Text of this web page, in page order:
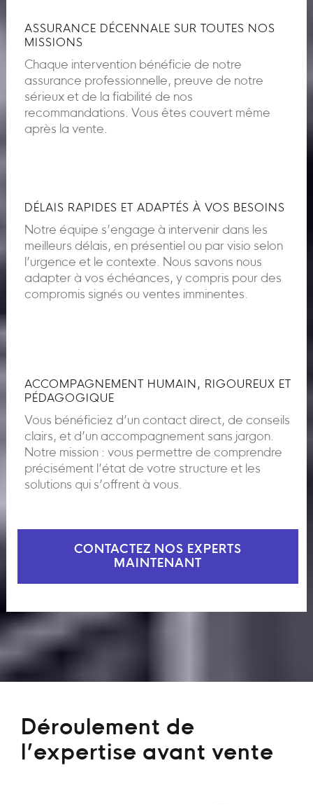
ASSURANCE DÉCENNALE SUR TOUTES NOS
MISSIONS
Chaque intervention bénéficie de notre
assurance professionnelle, preuve de notre
sérieux et de la fiabilité de nos
recommandations. Vous êtes couvert même
après la vente.
DÉLAIS RAPIDES ET ADAPTÉS À VOS BESOINS
Notre équipe s’engage à intervenir dans les
meilleurs délais, en présentiel ou par visio selon
l’urgence et le contexte. Nous savons nous
adapter à vos échéances, y compris pour des
compromis signés ou ventes imminentes.
ACCOMPAGNEMENT HUMAIN, RIGOUREUX ET
PÉDAGOGIQUE
Vous bénéficiez d’un contact direct, de conseils
clairs, et d’un accompagnement sans jargon.
Notre mission : vous permettre de comprendre
précisément l’état de votre structure et les
solutions qui s’offrent à vous.
CONTACTEZ NOS EXPERTS
MAINTENANT
Déroulement de
l’expertise avant vente